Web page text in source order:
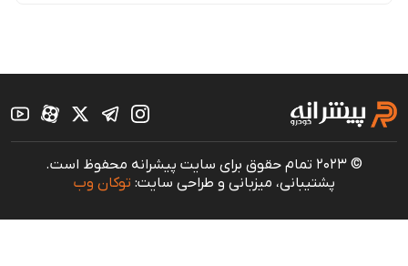
© 2023 تمام حقوق برای سایت پیشرانه محفوظ است.
پشتیبانی، میزبانی و طراحی سایت: توکان وب